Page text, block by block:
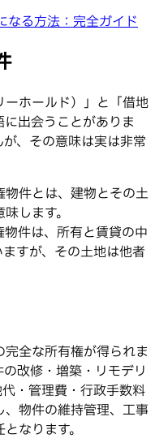
なる方法：完全ガイド
ホールド）」と「借地
出会うことがありま
、その意味は実は非常
件とは、建物とその土
します。
件は、所有と賃貸の中
すが、その土地は他者
全な所有権が得られま
改修・増築・リモデリ
・管理費・行政手数料
物件の維持管理、工事
なります。